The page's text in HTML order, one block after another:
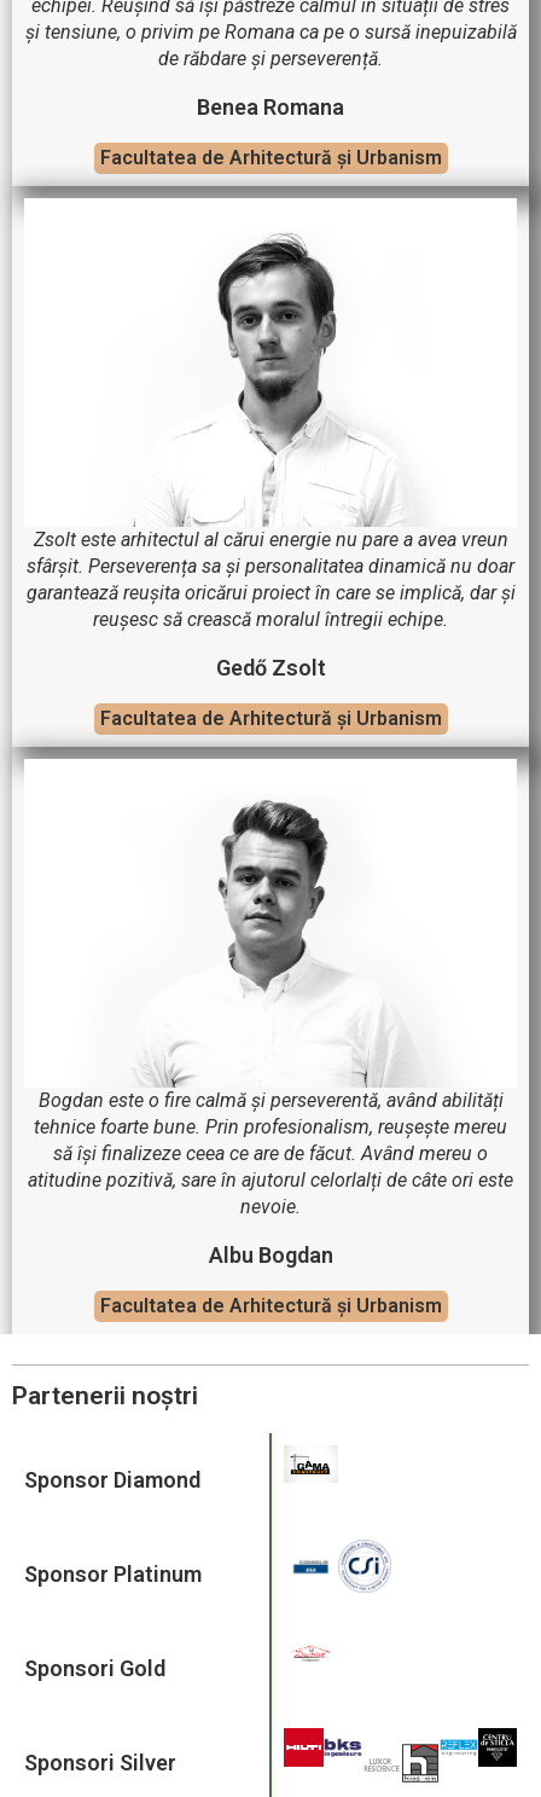
echipei. Reușind să își păstreze calmul în situații de stres
și tensiune, o privim pe Romana ca pe o sursă inepuizabilă
de răbdare și perseverență.
Benea Romana
Facultatea de Arhitectură și Urbanism
Zsolt este arhitectul al cărui energie nu pare a avea vreun
sfârșit. Perseverența sa și personalitatea dinamică nu doar
garantează reușita oricărui proiect în care se implică, dar și
reușesc să crească moralul întregii echipe.
Gedő Zsolt
Facultatea de Arhitectură și Urbanism
Bogdan este o fire calmă și perseverentă, având abilități
tehnice foarte bune. Prin profesionalism, reușește mereu
să își finalizeze ceea ce are de făcut. Având mereu o
atitudine pozitivă, sare în ajutorul celorlalți de câte ori este
nevoie.
Albu Bogdan
Facultatea de Arhitectură și Urbanism
Partenerii noștri
Sponsor Diamond
Sponsor Platinum
Sponsori Gold
Sponsori Silver